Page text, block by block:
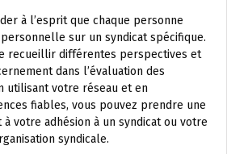
à l’esprit que chaque personne
sur un syndicat spécifique.
recueillir différentes perspectives et
dans l’évaluation des
utilisant votre réseau et en
fiables, vous pouvez prendre une
votre adhésion à un syndicat ou votre
syndicale.